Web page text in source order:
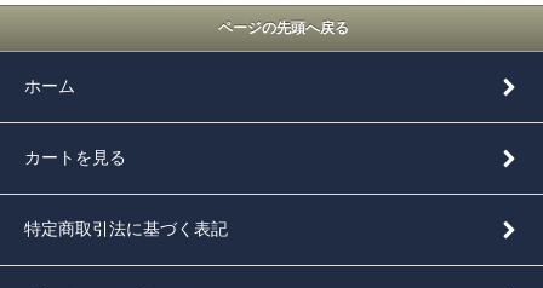
ページの先頭へ戻る
ホーム
カートを見る
特定商取引法に基づく表記